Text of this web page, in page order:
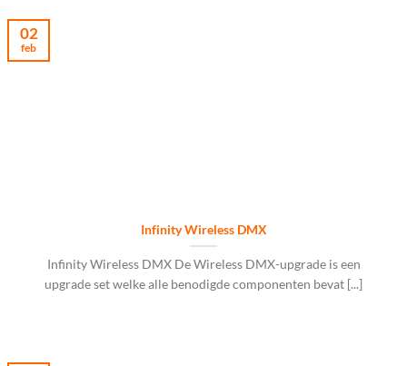
Infinity Wireless DMX
Infinity Wireless DMX De Wireless DMX-upgrade is een
upgrade set welke alle benodigde componenten bevat [...]
02
feb